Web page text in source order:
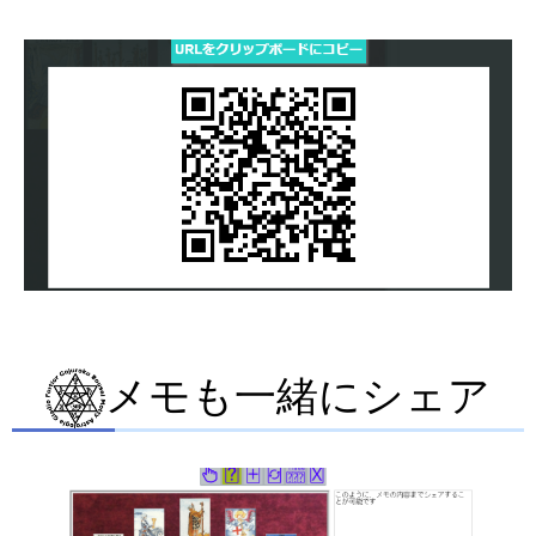
メモも一緒にシェア